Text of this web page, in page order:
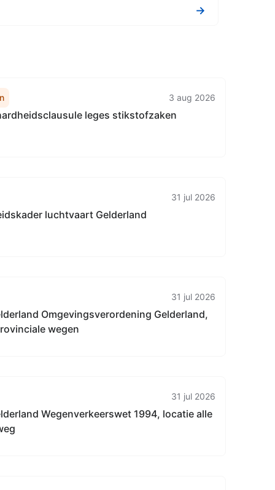
→
3 aug 2026
leges stikstofzaken
31 jul 2026
luchtvaart Gelderland
31 jul 2026
Omgevingsverordening Gelderland,
wegen
31 jul 2026
Wegenverkeerswet 1994, locatie alle